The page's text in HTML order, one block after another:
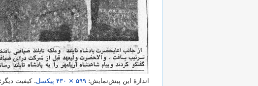
اندازهٔ این پیش‌نمایش: ۴۳۰ × ۵۹۹پیکسل.کیفیت دیگر: